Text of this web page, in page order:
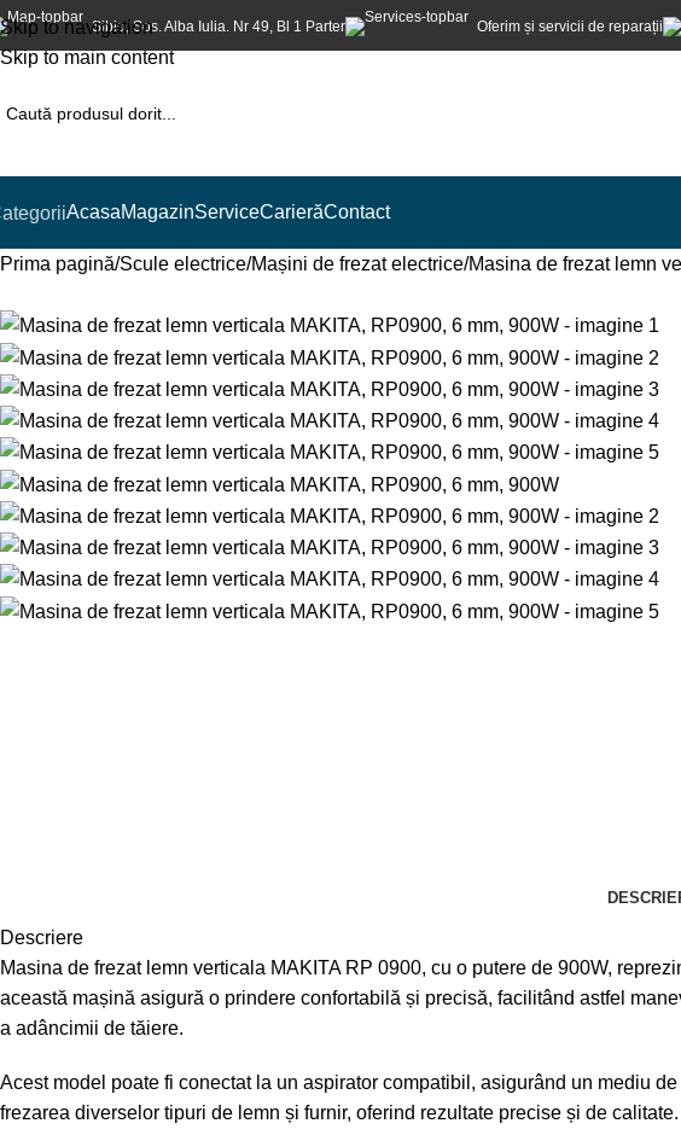
Skip to navigation
Skip to main content
Sibiu, Sos. Alba Iulia. Nr 49, Bl 1 Parter Oferim și servicii de reparații
AcasaMagazinServiceCarierăContact
Prima pagină Scule electrice Mașini de frezat electrice Masina de frezat lemn
Descriere
Masina de frezat lemn verticala MAKITA RP 0900, cu o putere de 900W,
această mașină asigură o prindere confortabilă și precisă, facilitând astfel
a adâncimii de tăiere.
Acest model poate fi conectat la un aspirator compatibil, asigurând un mediu
frezarea diverselor tipuri de lemn și furnir, oferind rezultate precise și de calitate.